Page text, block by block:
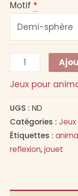
Motif *
quantité
de
Jeu
de
fouille
Jeux pour
UGS : ND
Catégories :
Étiquettes :
reflexion,jouet